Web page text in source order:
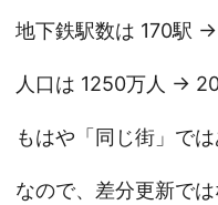
地下鉄駅数は 170駅
人口は 1250万人 →
もはや「同じ街」では
なので、差分更新で